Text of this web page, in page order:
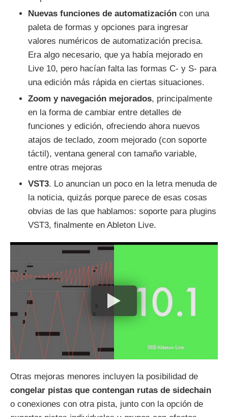
Nuevas funciones de automatización con una
paleta de formas y opciones para ingresar
valores numéricos de automatización precisa.
Era algo necesario, que ya había mejorado en
Live 10, pero hacían falta las formas C- y S- para
una edición más rápida en ciertas situaciones.
Zoom y navegación mejorados, principalmente
en la forma de cambiar entre detalles de
funciones y edición, ofreciendo ahora nuevos
atajos de teclado, zoom mejorado (con soporte
táctil), ventana general con tamaño variable,
entre otras mejoras
VST3. Lo anuncian un poco en la letra menuda de
la noticia, quizás porque parece de esas cosas
obvias de las que hablamos: soporte para plugins
VST3, finalmente en Ableton Live.
Otras mejoras menores incluyen la posibilidad de
congelar pistas que contengan rutas de sidechain
o conexiones con otra pista, junto con la opción de